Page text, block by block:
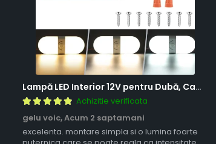
Lampă LED Interior 12V pentru Dubă, Camper și Rulotă - 180LED, 33 cm, 3 Temperaturii de Culoare, Intensitate Reglabilă, Iluminare Compartiment Marfă
Achizitie verificata
gelu voic,Acum 2 saptamani
excelenta. montare simpla si o lumina foarte